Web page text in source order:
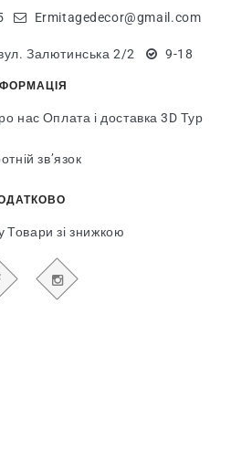
Ermitagedecor@gmail.com
Залютинська 2/2 9-18
нас Оплата і доставка 3D Тур
зв’язок
Товари зі знижкою